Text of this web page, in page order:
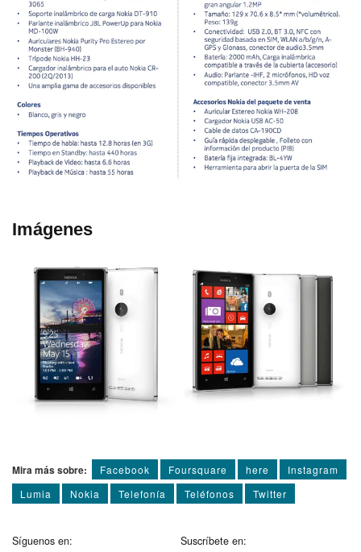
Imágenes
Mira más sobre: Facebook Foursquare here
Instagram
Lumia
Nokia Telefoní­a Teléfonos Twitter
Síguenos en: Suscríbete en: